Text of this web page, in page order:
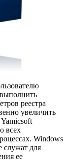
реестра
увеличить
всех
Windows
служат для
ее